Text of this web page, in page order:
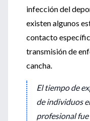
infección del
existen algunos
contacto
transmisión de
cancha.
El tiempo de
de individuos
profesional fue